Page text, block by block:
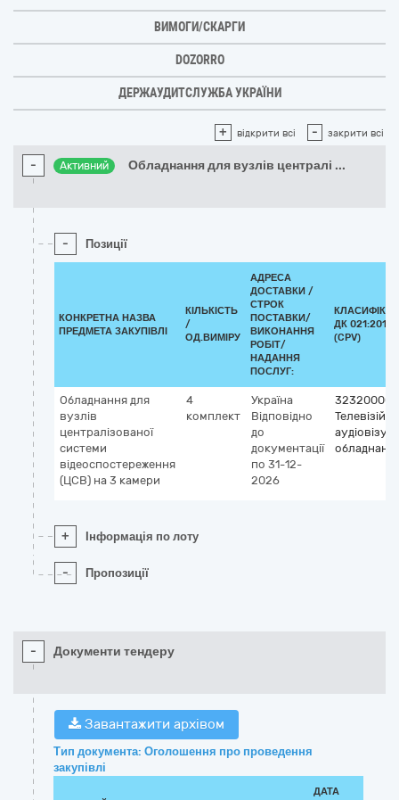
ВИМОГИ/СКАРГИ
DOZORRO
ДЕРЖАУДИТСЛУЖБА УКРАЇНИ
+ відкрити всі - закрити всі
- Активний Обладнання для вузлів централі ...
- Позиції
КОНКРЕТНА НАЗВА
ПРЕДМЕТА ЗАКУПІВЛІ
КІЛЬКІСТЬ
/
ОД.ВИМІРУ
АДРЕСА
ДОСТАВКИ /
СТРОК
ПОСТАВКИ/
ВИКОНАННЯ
РОБІТ/
НАДАННЯ
ПОСЛУГ:
ДК 021:2015
(CPV)
Обладнання для
вузлів
централізованої
системи
відеоспостереження
(ЦСВ) на 3 камери
4
комплект
Україна
Відповідно
до
документації
по 31-12-
2026
32320000-
+ Інформація по лоту
- Пропозиції
- Документи тендеру
Завантажити архівом
Тип документа: Оголошення про проведення
закупівлі
ДАТА